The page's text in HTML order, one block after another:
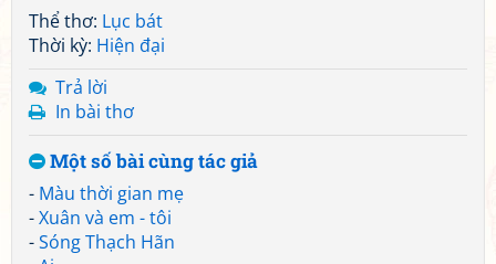
Thể thơ: Lục bát
Thời kỳ: Hiện đại
Trả lời
In bài thơ
Một số bài cùng tác giả
- Màu thời gian mẹ
-Xuân và em - tôi
-Sóng Thạch Hãn